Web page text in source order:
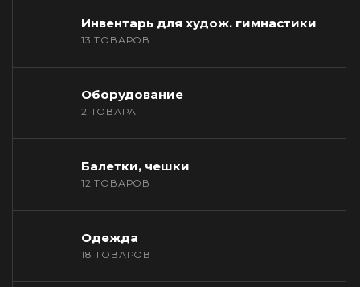
Инвентарь для худож. гимнастики
13 ТОВАРОВ
Оборудование
2 ТОВАРА
Балетки, чешки
12 ТОВАРОВ
Одежда
18 ТОВАРОВ